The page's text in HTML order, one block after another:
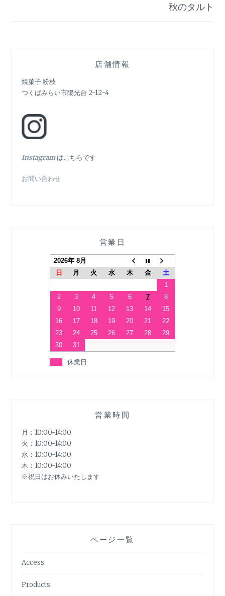
ョ
ン
秋のタルト
店舗情報
焼菓子 粉枝
つくばみらい市陽光台 2-12-4
Instagramはこちらです
お問い合わせ
営業日
2026年 8月
日
月 火 水 木 金
土
1
2
3 4 5 6 7
8
9
10 11 12 13 14
15
16
17 18 19 20 21
22
23
24 25 26 27 28
29
30
31
休業日
営業時間
月：10:00-14:00
火：10:00-14:00
水：10:00-14:00
木：10:00-14:00
※祝日はお休みいたします
ページ一覧
Access
Products